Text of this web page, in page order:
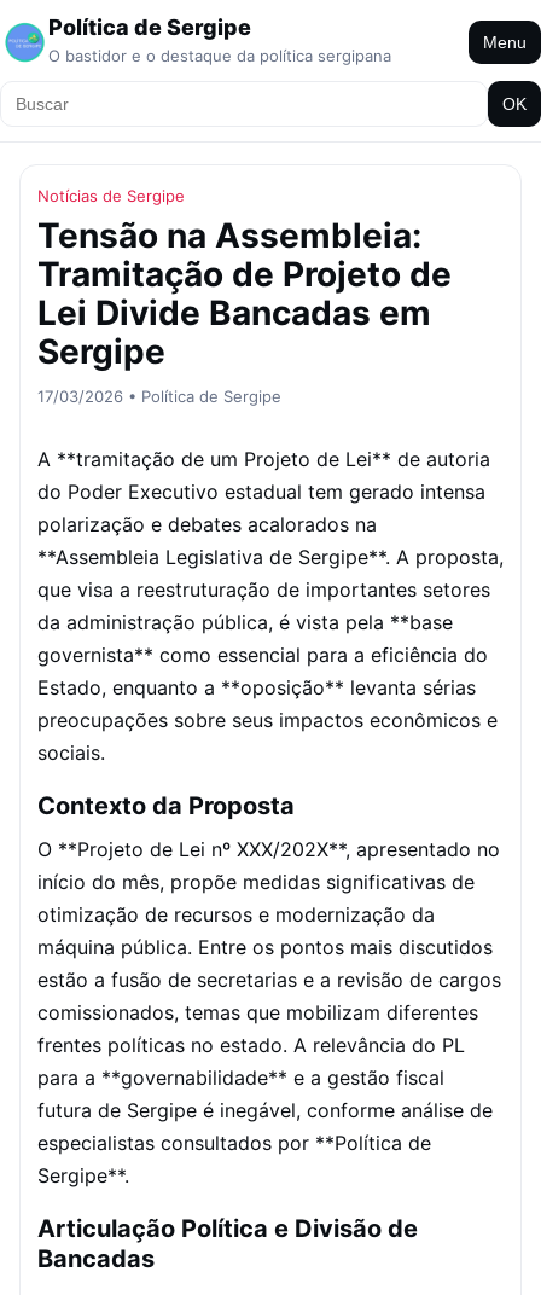
Política de Sergipe
O bastidor e o destaque da política sergipana
Menu
OK
Notícias de Sergipe
Tensão na Assembleia:
Tramitação de Projeto de
Lei Divide Bancadas em
Sergipe
17/03/2026 • Política de Sergipe
A **tramitação de um Projeto de Lei** de autoria
do Poder Executivo estadual tem gerado intensa
polarização e debates acalorados na
**Assembleia Legislativa de Sergipe**. A proposta,
que visa a reestruturação de importantes setores
da administração pública, é vista pela **base
governista** como essencial para a eficiência do
Estado, enquanto a **oposição** levanta sérias
preocupações sobre seus impactos econômicos e
sociais.
Contexto da Proposta
O **Projeto de Lei nº XXX/202X**, apresentado no
início do mês, propõe medidas significativas de
otimização de recursos e modernização da
máquina pública. Entre os pontos mais discutidos
estão a fusão de secretarias e a revisão de cargos
comissionados, temas que mobilizam diferentes
frentes políticas no estado. A relevância do PL
para a **governabilidade** e a gestão fiscal
futura de Sergipe é inegável, conforme análise de
especialistas consultados por **Política de
Sergipe**.
Articulação Política e Divisão de
Bancadas